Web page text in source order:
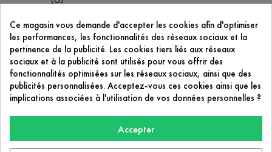
53 boulevard de Strasbourg
75010 Paris
CONTACTEZ-NOUS
contact@prplus-paris.com
NOTRE SOCIÉTÉ 
Ce magasin vous demande d'accepter les cookies afin d'optimiser
les performances, les fonctionnalités des réseaux sociaux et la
pertinence de la publicité. Les cookies tiers liés aux réseaux
sociaux et à la publicité sont utilisés pour vous offrir des
fonctionnalités optimisées sur les réseaux sociaux, ainsi que des
publicités personnalisées. Acceptez-vous ces cookies ainsi que les
implications associées à l'utilisation de vos données personnelles ?
Accepter